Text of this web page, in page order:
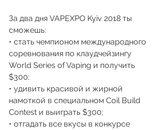
За два дня VAPEXPO Kyiv 2018 ты
сможешь:
• стать чемпионом международного
соревнования по клаудчейзингу
World Series of Vaping и получить
$300;
• удивить красивой и жирной
намоткой в специальном Coil Build
Contest и выиграть $300;
• отгадать все вкусы в конкурсе